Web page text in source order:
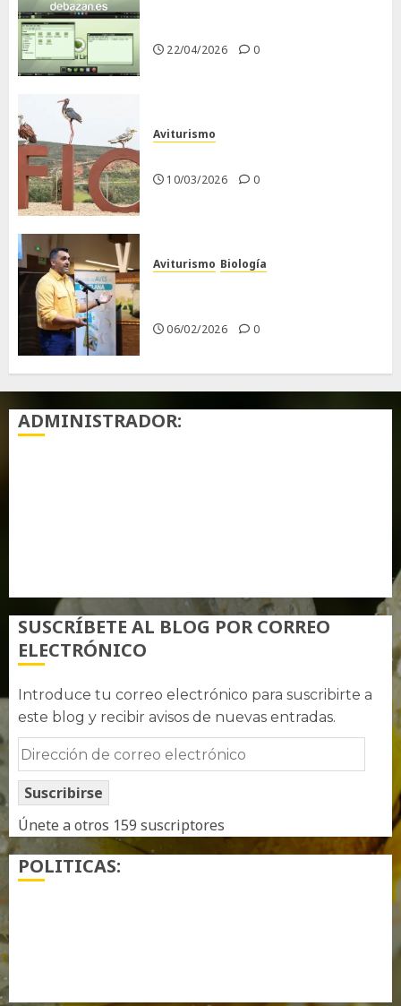
22/04/2026 0
Aviturismo
10/03/2026 0
Aviturismo Biología
06/02/2026 0
ADMINISTRADOR:
SUSCRÍBETE AL BLOG POR CORREO
ELECTRÓNICO
Introduce tu correo electrónico para suscribirte a
este blog y recibir avisos de nuevas entradas.
Dirección
de
correo
electrónico
Suscribirse
Únete a otros 159 suscriptores
POLITICAS: